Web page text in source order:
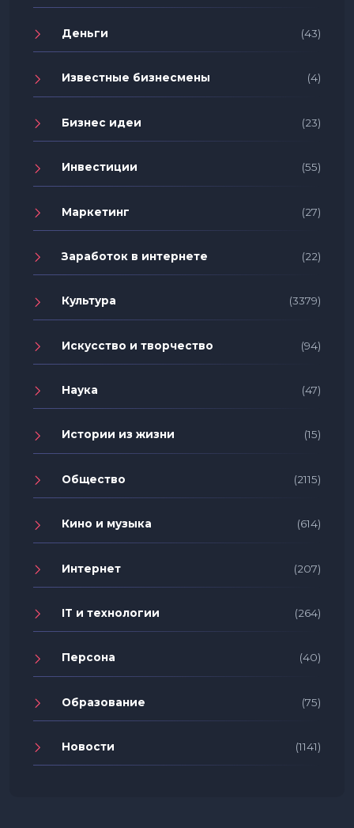
Деньги (43)
Известные бизнесмены (4)
Бизнес идеи (23)
Инвестиции (55)
Маркетинг (27)
Заработок в интернете (22)
Культура (3379)
Искусство и творчество (94)
Наука (47)
Истории из жизни (15)
Общество (2115)
Кино и музыка (614)
Интернет (207)
IT и технологии (264)
Персона (40)
Образование (75)
Новости (1141)